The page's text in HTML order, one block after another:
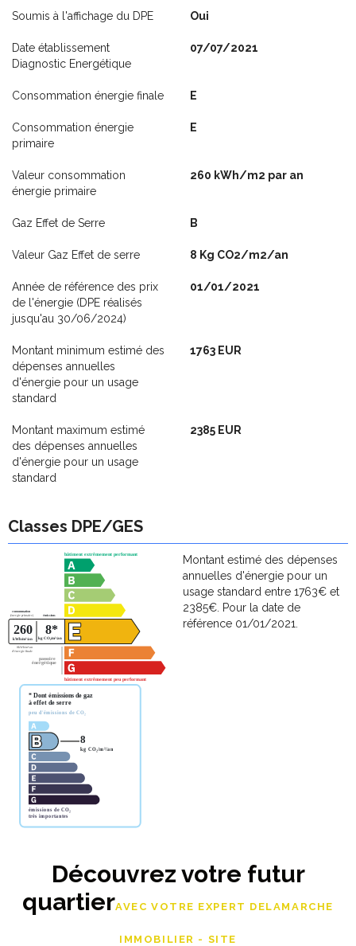
Soumis à l'affichage du DPE Oui
Date établissement
Diagnostic Energétique
07/07/2021
Consommation énergie finale E
Consommation énergie
primaire
E
Valeur consommation
énergie primaire
260 kWh/m2 par an
Gaz Effet de Serre B
Valeur Gaz Effet de serre 8 Kg CO2/m2/an
Année de référence des prix
de l'énergie (DPE réalisés
jusqu'au 30/06/2024)
01/01/2021
Montant minimum estimé des
dépenses annuelles
d'énergie pour un usage
standard
1763 EUR
Montant maximum estimé
des dépenses annuelles
d'énergie pour un usage
standard
2385 EUR
Classes DPE/GES
Montant estimé des dépenses
annuelles d'énergie pour un
usage standard entre 1763€ et
2385€. Pour la date de
référence 01/01/2021.
Découvrez votre futur
quartierAVEC VOTRE EXPERT DELAMARCHE
IMMOBILIER - SITE